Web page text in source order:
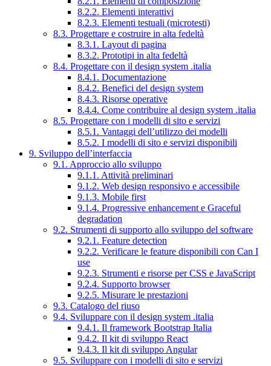
8.2.2. Elementi interattivi
8.2.3. Elementi testuali (microtesti)
8.3. Progettare e costruire in alta fedeltà
8.3.1. Layout di pagina
8.3.2. Prototipi in alta fedeltà
8.4. Progettare con il design system .italia
8.4.1. Documentazione
8.4.2. Benefici del design system
8.4.3. Risorse operative
8.4.4. Come contribuire al design system .italia
8.5. Progettare con i modelli di sito e servizi
8.5.1. Vantaggi dell’utilizzo dei modelli
8.5.2. I modelli di sito e servizi disponibili
9. Sviluppo dell’interfaccia
9.1. Approccio allo sviluppo
9.1.1. Attività preliminari
9.1.2. Web design responsivo e accessibile
9.1.3. Mobile first
9.1.4. Progressive enhancement e Graceful
degradation
9.2. Strumenti di supporto allo sviluppo del software
9.2.1. Feature detection
9.2.2. Verificare le feature disponibili con Can I
use
9.2.3. Strumenti e risorse per CSS e JavaScript
9.2.4. Supporto browser
9.2.5. Misurare le prestazioni
9.3. Catalogo del riuso
9.4. Sviluppare con il design system .italia
9.4.1. Il framework Bootstrap Italia
9.4.2. Il kit di sviluppo React
9.4.3. Il kit di sviluppo Angular
9.5. Sviluppare con i modelli di sito e servizi